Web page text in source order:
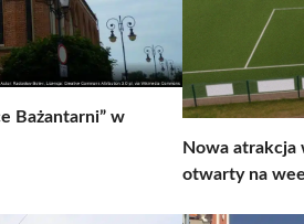
Bażantarni” w
Nowa atrakcja
otwarty na